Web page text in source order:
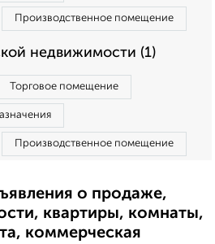
Производственное помещение
недвижимости (1)
Торговое помещение
Производственное помещение
о продаже,
квартиры, комнаты,
коммерческая